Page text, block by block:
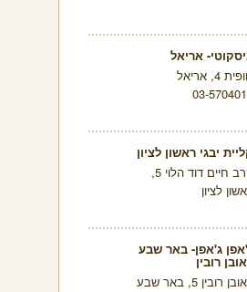
אריאל
4, אריאל
03-
יבגי ראשון לציון
הרב חיים דוד הלוי 5,
לציון
ג'אפן- באר שבע
רובין
רובין 5, באר שבע